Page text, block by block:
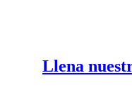
Llena